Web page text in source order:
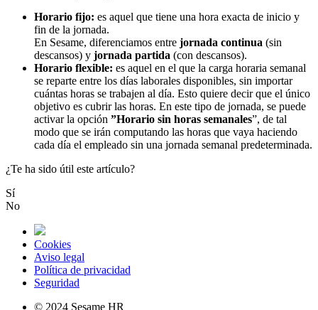
Horario fijo: es aquel que tiene una hora exacta de inicio y
fin de la jornada.
En Sesame, diferenciamos entre jornada continua (sin
descansos) y jornada partida (con descansos).
Horario flexible: es aquel en el que la carga horaria semanal
se reparte entre los días laborales disponibles, sin importar
cuántas horas se trabajen al día. Esto quiere decir que el único
objetivo es cubrir las horas. En este tipo de jornada, se puede
activar la opción ”Horario sin horas semanales”, de tal
modo que se irán computando las horas que vaya haciendo
cada día el empleado sin una jornada semanal predeterminada.
¿Te ha sido útil este artículo?
Sí
No
Cookies
Aviso legal
Política de privacidad
Seguridad
© 2024 Sesame HR